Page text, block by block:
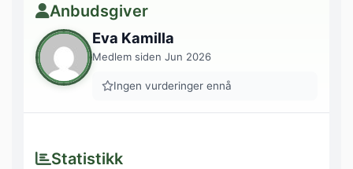
Anbudsgiver
Eva Kamilla
Medlem siden Jun 2026
Ingen vurderinger ennå
Statistikk